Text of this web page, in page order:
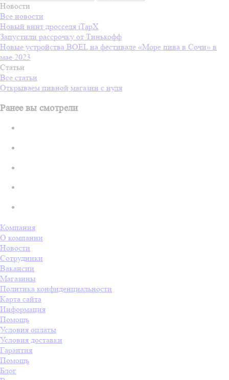
Новости
Все новости
Новый винт дросселя iTapX
Запустили рассрочку от Тинькофф
Новые устройства BOEL на фестивале «Море пива в Сочи» в
мае 2023
Статьи
Все статьи
Открываем пивной магазин с нуля
Ранее вы смотрели
Компания
О компании
Новости
Сотрудники
Вакансии
Магазины
Политика конфиденциальности
Карта сайта
Информация
Помощь
Условия оплаты
Условия доставки
Гарантия
Помощь
Блог